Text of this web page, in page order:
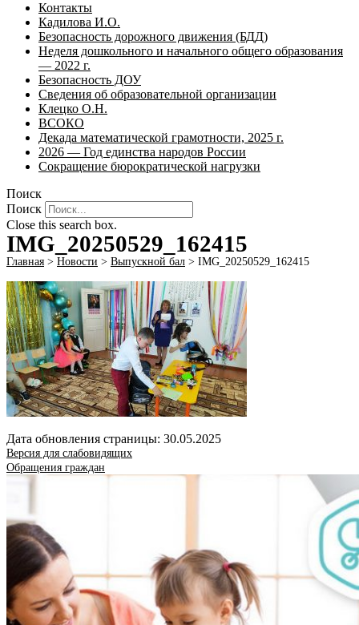
Контакты
Кадилова И.О.
Безопасность дорожного движения (БДД)
Неделя дошкольного и начального общего образования
— 2022 г.
Безопасность ДОУ
Сведения об образовательной организации
Клецко О.Н.
ВСОКО
Декада математической грамотности, 2025 г.
2026 — Год единства народов России
Сокращение бюрократической нагрузки
Поиск
Поиск
Close this search box.
IMG_20250529_162415
Главная > Новости > Выпускной бал > IMG_20250529_162415
Дата обновления страницы: 30.05.2025
Версия для слабовидящих
Обращения граждан